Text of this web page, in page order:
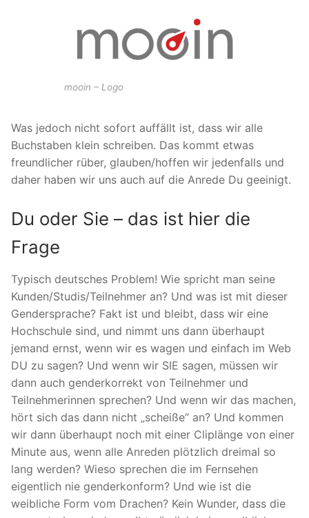
mooin – Logo
Was jedoch nicht sofort auffällt ist, dass wir alle
Buchstaben klein schreiben. Das kommt etwas
freundlicher rüber, glauben/hoffen wir jedenfalls und
daher haben wir uns auch auf die Anrede Du geeinigt.
Du oder Sie – das ist hier die
Frage
Typisch deutsches Problem! Wie spricht man seine
Kunden/Studis/Teilnehmer an? Und was ist mit dieser
Gendersprache? Fakt ist und bleibt, dass wir eine
Hochschule sind, und nimmt uns dann überhaupt
jemand ernst, wenn wir es wagen und einfach im Web
DU zu sagen? Und wenn wir SIE sagen, müssen wir
dann auch genderkorrekt von Teilnehmer und
Teilnehmerinnen sprechen? Und wenn wir das machen,
hört sich das dann nicht „scheiße“ an? Und kommen
wir dann überhaupt noch mit einer Cliplänge von einer
Minute aus, wenn alle Anreden plötzlich dreimal so
lang werden? Wieso sprechen die im Fernsehen
eigentlich nie genderkonform? Und wie ist die
weibliche Form vom Drachen? Kein Wunder, dass die